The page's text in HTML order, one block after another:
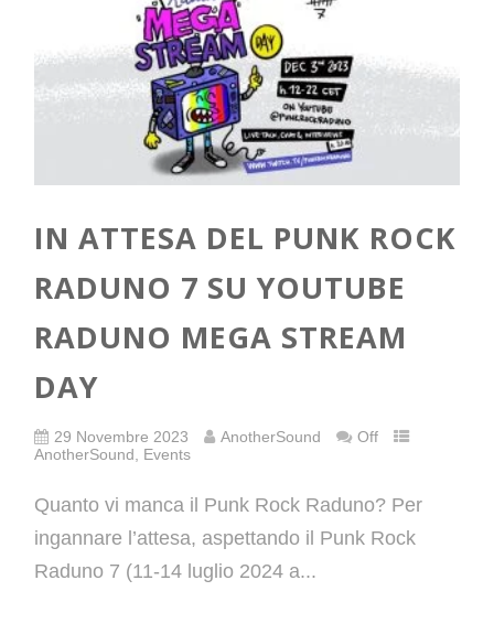
IN ATTESA DEL PUNK ROCK
RADUNO 7 SU YOUTUBE
RADUNO MEGA STREAM
DAY
29 Novembre 2023 AnotherSound
Off
AnotherSound
Events
Quanto vi manca il Punk Rock Raduno? Per
ingannare l’attesa, aspettando il Punk Rock
Raduno 7 (11-14 luglio 2024 a...